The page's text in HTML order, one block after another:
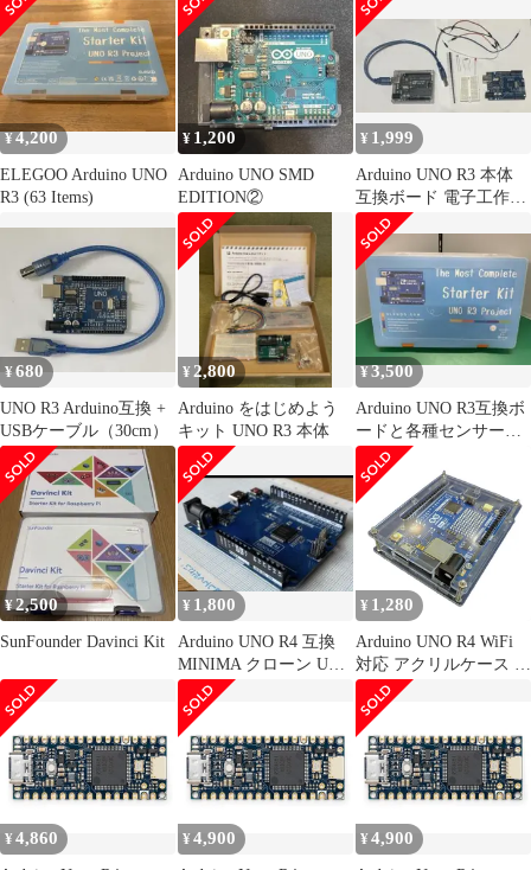
¥4,200
ELEGOO Arduino UNO
R3 (63 Items)
¥ 1,200
Arduino UNO SMD
EDITION②
¥ 1,999
Arduino UNO R3 本体
互換ボード 電子工作キ
ット
¥680
UNO R3 Arduino互換 +
USBケーブル（30cm）
¥ 2,800
Arduino をはじめよう
キット UNO R3 本体
¥3,500
Arduino UNO R3互換ボ
ードと各種センサー、
電子部品キット
¥2,500
SunFounder Davinci Kit
¥ 1,800
Arduino UNO R4 互換
MINIMA クローン USB
type-C
¥ 1,280
Arduino UNO R4 WiFi
対応 アクリルケース 保
護カバー スタンド付き
透明 ねじ付属 組み立て
簡単
¥4,860 ¥4,900 ¥4,900